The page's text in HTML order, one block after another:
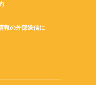
報の外部送信に